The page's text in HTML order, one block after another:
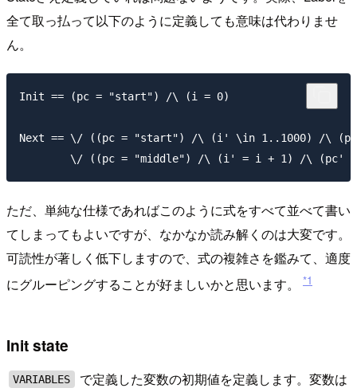
全て取っ払って以下のように定義しても意味は代わりませ
ん。
Init == (pc = "start") /\ (i = 0)
Next == \/ ((pc = "start") /\ (i' \in 1..1000) /\
ただ、単純な仕様であればこのように式をすべて並べて書い
てしまってもよいですが、なかなか読み解くのは大変です。
可読性が著しく低下しますので、式の複雑さを鑑みて、適度
にグルーピングすることが好ましいかと思います。
*1
Init state
VARIABLES
で定義した変数の初期値を定義します。変数は